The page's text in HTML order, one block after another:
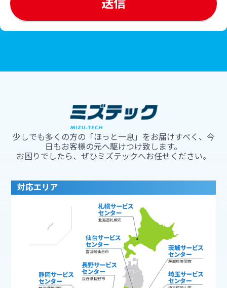
少しでも多くの方の「ほっと一息」をお届けすべく、今
日もお客様の元へ駆けつけ致します。
お困りでしたら、ぜひミズテックへお任せください。
対応エリア